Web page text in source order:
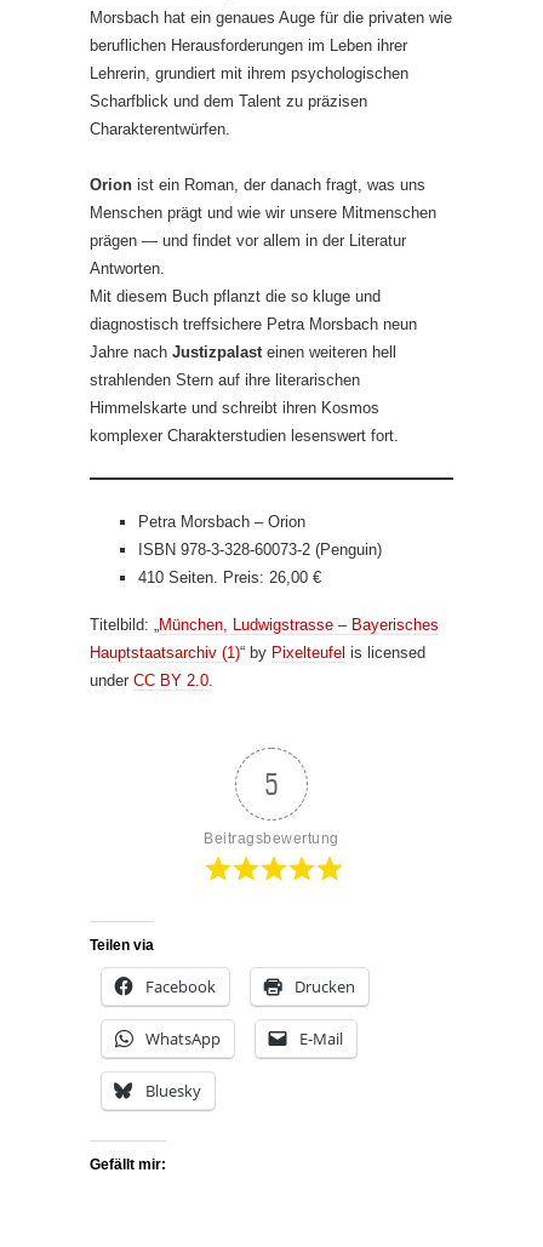
Morsbach hat ein genaues Auge für die privaten wie
beruflichen Herausforderungen im Leben ihrer
Lehrerin, grundiert mit ihrem psychologischen
Scharfblick und dem Talent zu präzisen
Charakterentwürfen.
Orion ist ein Roman, der danach fragt, was uns
Menschen prägt und wie wir unsere Mitmenschen
prägen — und findet vor allem in der Literatur
Antworten.
Mit diesem Buch pflanzt die so kluge und
diagnostisch treffsichere Petra Morsbach neun
Jahre nach Justizpalast einen weiteren hell
strahlenden Stern auf ihre literarischen
Himmelskarte und schreibt ihren Kosmos
komplexer Charakterstudien lesenswert fort.
Petra Morsbach – Orion
ISBN 978-3-328-60073-2 (Penguin)
410 Seiten. Preis: 26,00 €
Titelbild: „
München, Ludwigstrasse – Bayerisches
Hauptstaatsarchiv (1)“ by Pixelteufel is licensed
under CC BY 2.0
5
Beitragsbewertung
Teilen via
Facebook Drucken
WhatsApp E-Mail
Bluesky
Gefällt mir: